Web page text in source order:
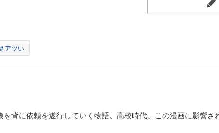
勇午、死す――！ バンコクで勇午の死亡が確認された。たった一枚の写真を巡
失われし12番」「レディ・インドチャイナ」「XM785」――米軍のベトナム撤
の止まり木』と呼ばれるロザリオを手がかりに、勇午がキリストの謎に挑む
＃アツい
背に依頼を遂行していく物語。高校時代、この漫画に影響さ